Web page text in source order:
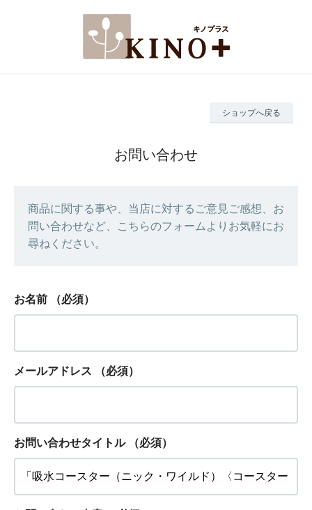
ショップへ戻る
お問い合わせ
商品に関する事や、当店に対するご意見ご感想、お
問い合わせなど、こちらのフォームよりお気軽にお
尋ねください。
お名前 （必須）
メールアドレス （必須）
お問い合わせタイトル （必須）